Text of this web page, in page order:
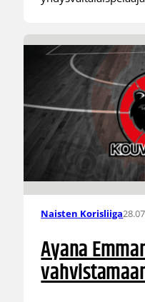
Naisten Korisliiga
Ayana